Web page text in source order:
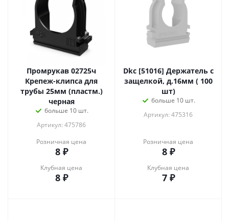
Промрукав 02725ч
Крепеж-клипса для
трубы 25мм (пластм.)
черная
больше 10 шт.
Артикул: 475786
Розничная цена
8₽
Клубная цена
8₽
Dkc [51016] Держатель с
защелкой, д.16мм ( 100
шт)
больше 10 шт.
Артикул: 475316
Розничная цена
8₽
Клубная цена
7₽